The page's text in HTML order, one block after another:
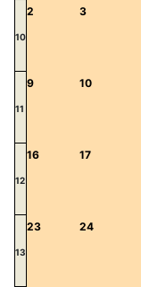
10
2 3
11
9 10
12
16 17
13
23 24